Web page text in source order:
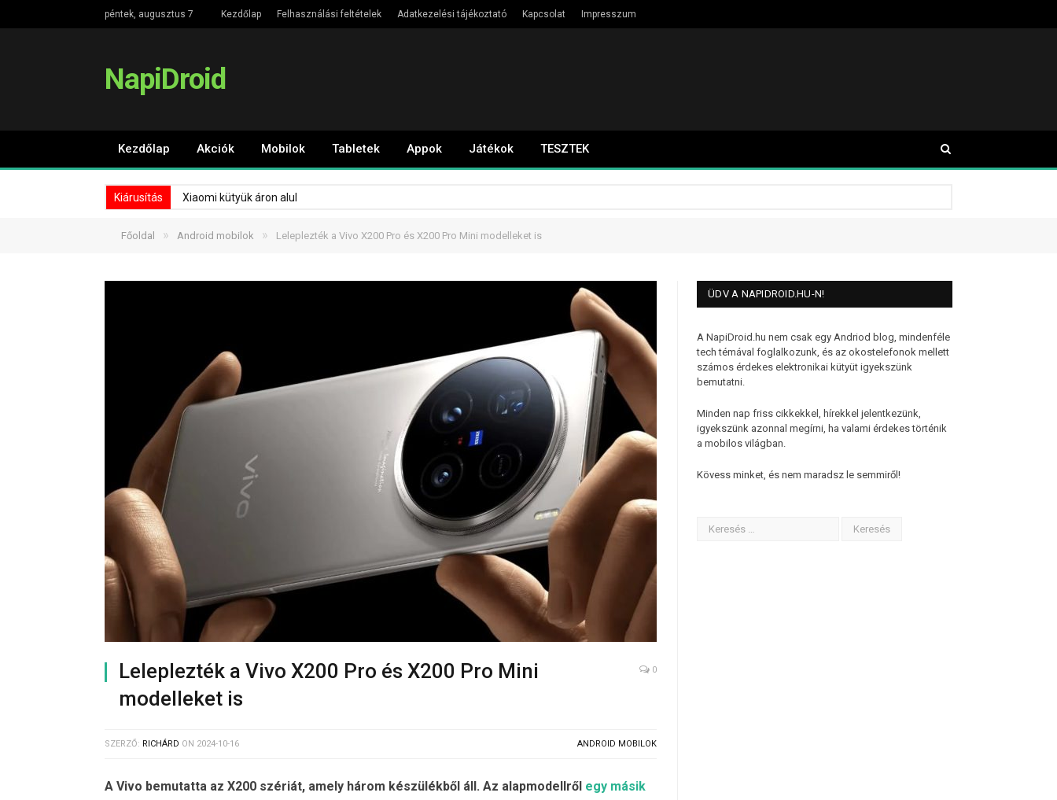
péntek, augusztus 7 Kezdőlap Felhasználási feltételek Adatkezelési tájékoztató Kapcsolat Impresszum
NapiDroid
Kezdőlap Akciók Mobilok Tabletek Appok Játékok TESZTEK
Kiárusítás Xiaomi kütyük áron alul
Főoldal » Android mobilok » Leleplezték a Vivo X200 Pro és X200 Pro Mini modelleket is
Leleplezték a Vivo X200 Pro és X200 Pro Mini
modelleket is
0
SZERZŐ: RICHÁRD ON 2024-10-16 ANDROID MOBILOK
A Vivo bemutatta az X200 szériát, amely három készülékből áll. Az alapmodellről egy másik
ÜDV A NAPIDROID.HU-N!
A NapiDroid.hu nem csak egy Andriod blog, mindenféle
tech témával foglalkozunk, és az okostelefonok mellett
számos érdekes elektronikai kütyüt igyekszünk
bemutatni.
Minden nap friss cikkekkel, hírekkel jelentkezünk,
igyekszünk azonnal megírni, ha valami érdekes történik
a mobilos világban.
Kövess minket, és nem maradsz le semmiről!